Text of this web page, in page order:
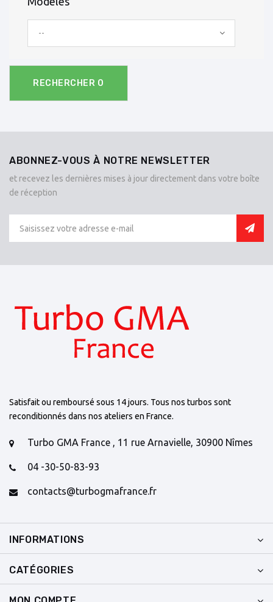
--
RECHERCHER 0
ABONNEZ-VOUS À NOTRE NEWSLETTER
et recevez les dernières mises à jour directement dans votre boîte
de réception
Satisfait ou remboursé sous 14 jours. Tous nos turbos sont
reconditionnés dans nos ateliers en France.
Turbo GMA France , 11 rue Arnavielle, 30900 Nîmes
04 -30-50-83-93
contacts@turbogmafrance.fr
INFORMATIONS
CATÉGORIES